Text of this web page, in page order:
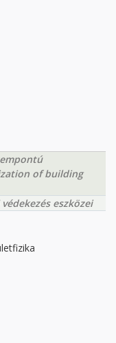
of building
eszközei